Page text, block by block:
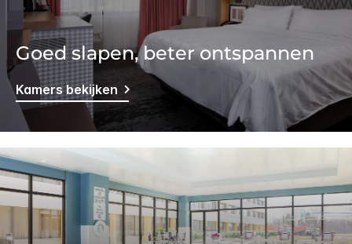
Goed slapen, beter ontspannen
Kamers bekijken